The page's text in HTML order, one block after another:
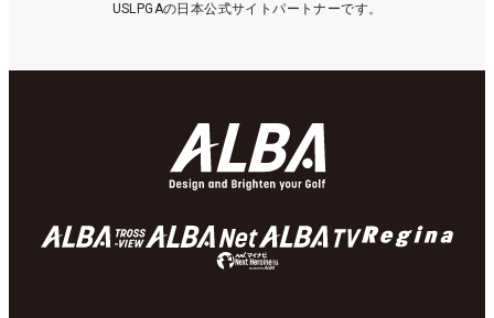
USLPGAの日本公式サイトパートナーです。